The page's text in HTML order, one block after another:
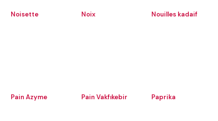
Noisette Noix Nouilles kadaif
Pain Azyme Pain Vakfıkebir Paprika